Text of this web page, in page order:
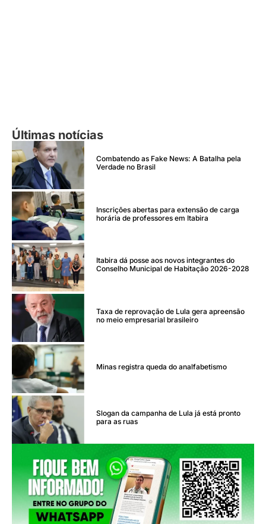
Últimas notícias
Combatendo as Fake News: A Batalha pela
Verdade no Brasil
Inscrições abertas para extensão de carga
horária de professores em Itabira
Itabira dá posse aos novos integrantes do
Conselho Municipal de Habitação 2026-2028
Taxa de reprovação de Lula gera apreensão
no meio empresarial brasileiro
Minas registra queda do analfabetismo
Slogan da campanha de Lula já está pronto
para as ruas